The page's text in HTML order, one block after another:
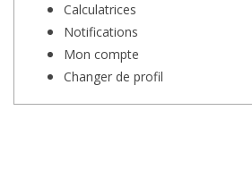
Calculatrices
Notifications
Mon compte
Changer de profil